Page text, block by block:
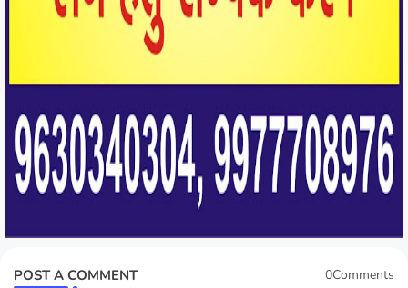
POST A COMMENT 0Comments